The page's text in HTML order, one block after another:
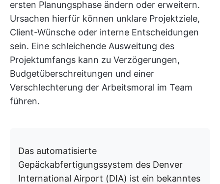
ersten Planungsphase ändern oder erweitern.
Ursachen hierfür können unklare Projektziele,
Client-Wünsche oder interne Entscheidungen
sein. Eine schleichende Ausweitung des
Projektumfangs kann zu Verzögerungen,
Budgetüberschreitungen und einer
Verschlechterung der Arbeitsmoral im Team
führen.
Das automatisierte
Gepäckabfertigungssystem des Denver
International Airport (DIA) ist ein bekanntes